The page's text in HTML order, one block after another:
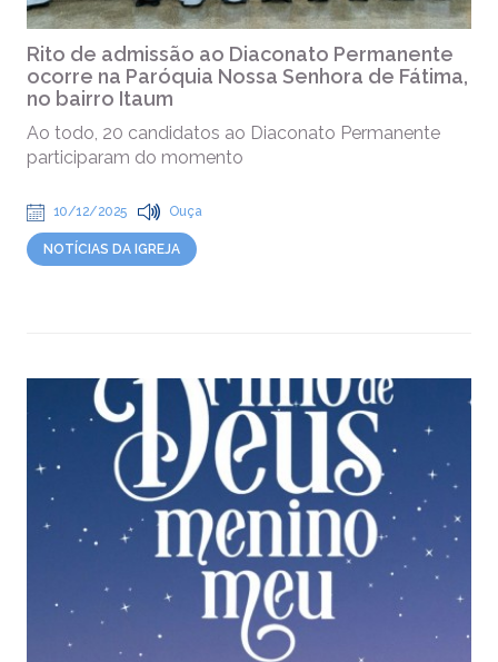
Rito de admissão ao Diaconato Permanente
ocorre na Paróquia Nossa Senhora de Fátima,
no bairro Itaum
Ao todo, 20 candidatos ao Diaconato Permanente
participaram do momento
10/12/2025 Ouça
NOTÍCIAS DA IGREJA